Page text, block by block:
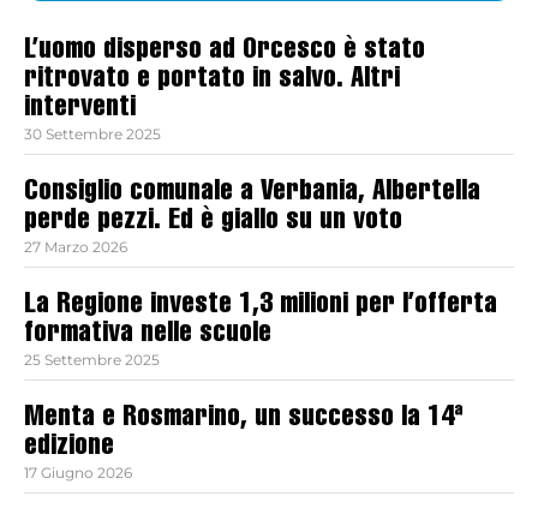
L’uomo disperso ad Orcesco è stato
ritrovato e portato in salvo. Altri
interventi
30 Settembre 2025
Consiglio comunale a Verbania, Albertella
perde pezzi. Ed è giallo su un voto
27 Marzo 2026
La Regione investe 1,3 milioni per l’offerta
formativa nelle scuole
25 Settembre 2025
Menta e Rosmarino, un successo la 14ª
edizione
17 Giugno 2026